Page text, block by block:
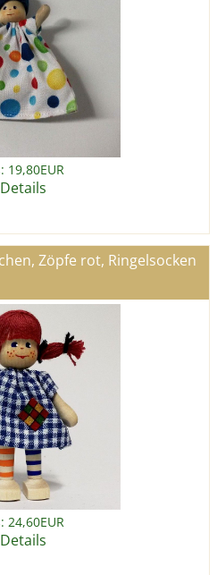
19,80EUR
Details
Zöpfe rot, Ringelsocken
24,60EUR
Details